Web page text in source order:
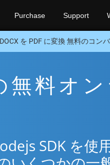
Purchase Support
を PDF に変換 無料のコン
料オ
SDK を使